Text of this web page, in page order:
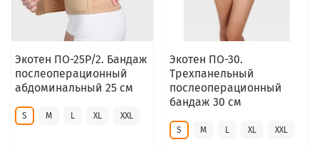
Экотен ПО-25P/2. Бандаж
послеоперационный
абдоминальный 25 см
S M L XL XXL
Экотен ПО-30.
Трехпанельный
послеоперационный
бандаж 30 см
S M L XL XXL